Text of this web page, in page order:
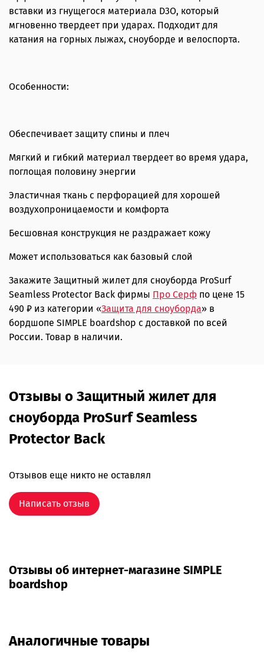
вставки из гнущегося материала D3O, который
мгновенно твердеет при ударах. Подходит для
катания на горных лыжах, сноуборде и велоспорта.
Особенности:
Обеспечивает защиту спины и плеч
Мягкий и гибкий материал твердеет во время удара,
поглощая половину энергии
Эластичная ткань с перфорацией для хорошей
воздухопроницаемости и комфорта
Бесшовная конструкция не раздражает кожу
Может использоваться как базовый слой
Закажите Защитный жилет для сноуборда ProSurf
Seamless Protector Back фирмы Про Серф по цене 15
490 ₽ из категории «Защита для сноуборда» в
бордшопе SIMPLE boardshop с доставкой по всей
России. Товар в наличии.
Отзывы о Защитный жилет для
сноуборда ProSurf Seamless
Protector Back
Отзывов еще никто не оставлял
Написать отзыв
Отзывы об интернет-магазине SIMPLE
boardshop
Аналогичные товары